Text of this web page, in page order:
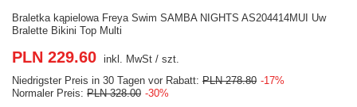
Braletka kąpielowa Freya Swim SAMBA NIGHTS AS204414MUI Uw
Bralette Bikini Top Multi
PLN 229.60 inkl. MwSt / szt.
Niedrigster Preis in 30 Tagen vor Rabatt: PLN 278.80 -17%
Normaler Preis: PLN 328.00 -30%